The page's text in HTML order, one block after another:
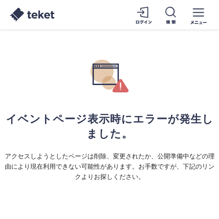
イベントページ表示時にエラーが発生し
ました。
アクセスしようとしたページは削除、変更されたか、公開準備中などの理
由により現在利用できない可能性があります。お手数ですが、下記のリン
クよりお探しください。